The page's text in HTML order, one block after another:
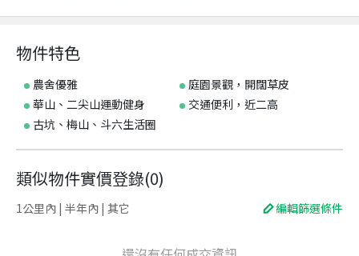
物件特色
農舍優雅
庭園景觀，開闊草皮
華山、二尖山運動健身
交通便利，近二高
古坑、梅山、斗六生活圈
類似物件實價登錄(0)
1公里內 | 半年內 | 其它 編輯篩選條件